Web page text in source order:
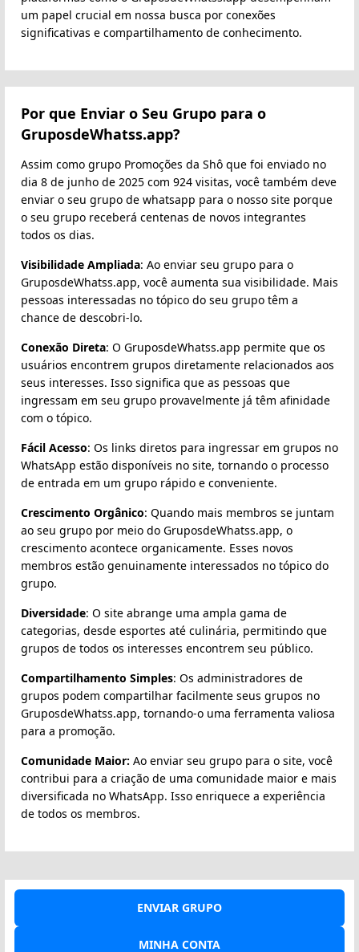
um papel crucial em nossa busca por conexões
significativas e compartilhamento de conhecimento.
Por que Enviar o Seu Grupo para o
GruposdeWhatss.app?
Assim como grupo Promoções da Shô que foi enviado no
dia 8 de junho de 2025 com 924 visitas, você também deve
enviar o seu grupo de whatsapp para o nosso site porque
o seu grupo receberá centenas de novos integrantes
todos os dias.
Visibilidade Ampliada: Ao enviar seu grupo para o
GruposdeWhatss.app, você aumenta sua visibilidade. Mais
pessoas interessadas no tópico do seu grupo têm a
chance de descobri-lo.
Conexão Direta: O GruposdeWhatss.app permite que os
usuários encontrem grupos diretamente relacionados aos
seus interesses. Isso significa que as pessoas que
ingressam em seu grupo provavelmente já têm afinidade
com o tópico.
Fácil Acesso: Os links diretos para ingressar em grupos no
WhatsApp estão disponíveis no site, tornando o processo
de entrada em um grupo rápido e conveniente.
Crescimento Orgânico: Quando mais membros se juntam
ao seu grupo por meio do GruposdeWhatss.app, o
crescimento acontece organicamente. Esses novos
membros estão genuinamente interessados no tópico do
grupo.
Diversidade: O site abrange uma ampla gama de
categorias, desde esportes até culinária, permitindo que
grupos de todos os interesses encontrem seu público.
Compartilhamento Simples: Os administradores de
grupos podem compartilhar facilmente seus grupos no
GruposdeWhatss.app, tornando-o uma ferramenta valiosa
para a promoção.
Comunidade Maior: Ao enviar seu grupo para o site, você
contribui para a criação de uma comunidade maior e mais
diversificada no WhatsApp. Isso enriquece a experiência
de todos os membros.
ENVIAR GRUPO
MINHA CONTA